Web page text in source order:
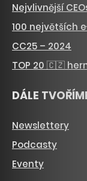
Nejvlivnější
100 největších
CC25 – 2024
TOP 20 🇨🇿
DÁLE
Newslettery
Podcasty
Eventy